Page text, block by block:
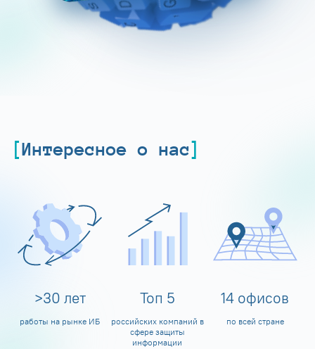
Интересное о нас
>30 лет
работы на рынке ИБ
Топ 5
российских компаний в
сфере защиты
информации
14 офисов
по всей стране